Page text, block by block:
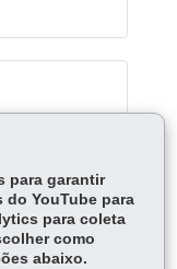
para garantir
YouTube para
para coleta
como
abaixo.